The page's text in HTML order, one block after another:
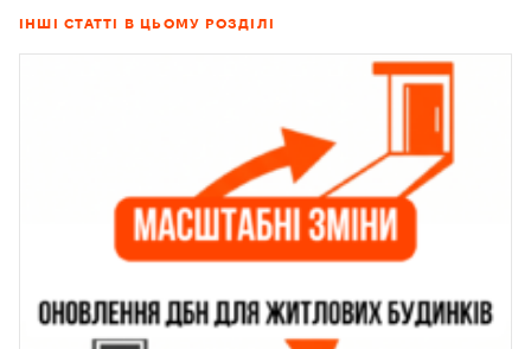
ІНШІ СТАТТІ В ЦЬОМУ РОЗДІЛІ